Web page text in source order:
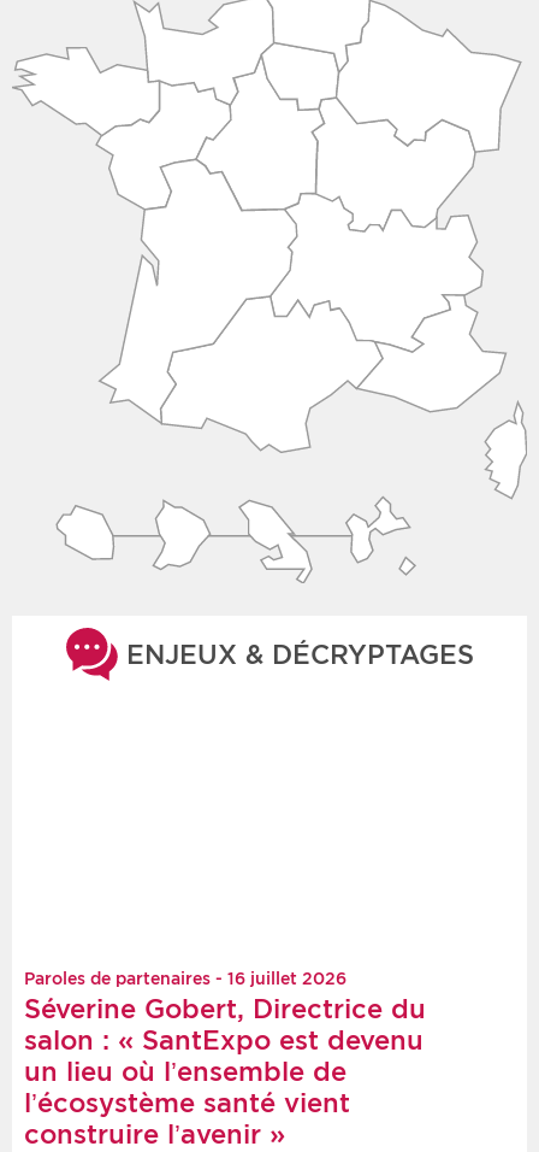
ENJEUX & DÉCRYPTAGES
Paroles de partenaires - 16 juillet 2026
Séverine Gobert, Directrice du
salon : « SantExpo est devenu
un lieu où l’ensemble de
l’écosystème santé vient
construire l’avenir »